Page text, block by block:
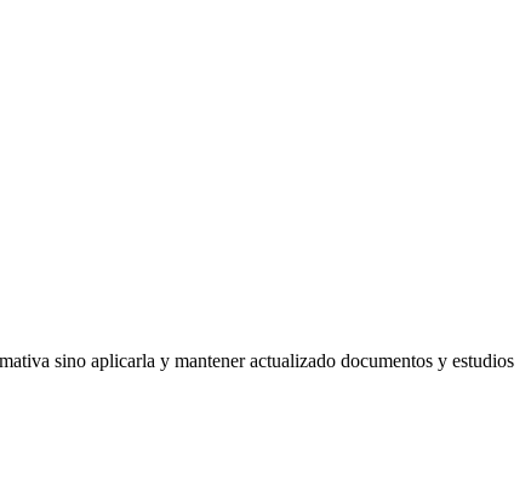
sino aplicarla y mantener actualizado documentos y estudios